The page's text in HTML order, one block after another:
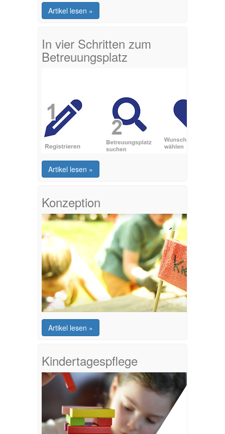
Artikel lesen »
In vier Schritten zum
Betreuungsplatz
Artikel lesen »
Konzeption
Artikel lesen »
Kindertagespflege